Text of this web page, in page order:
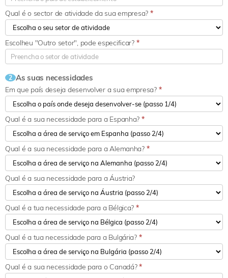
Qual é o sector de atividade da sua empresa? *
Escolheu "Outro setor", pode especificar? *
2 As suas necessidades
Em que país deseja desenvolver a sua empresa? *
Qual é a sua necessidade para a Espanha? *
Qual é a sua necessidade para a Alemanha? *
Qual é a sua necessidade para a Áustria?
Qual é a tua necessidade para a Bélgica? *
Qual é a tua necessidade para a Bulgária? *
Qual é a sua necessidade para o Canadá?*